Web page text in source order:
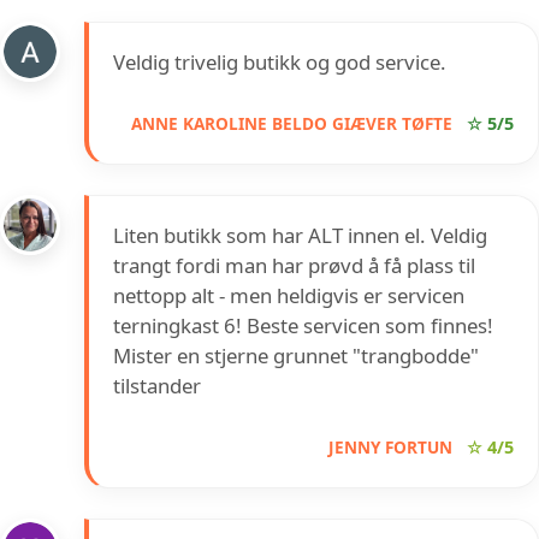
Veldig trivelig butikk og god service.
ANNE KAROLINE BELDO GIÆVER TØFTE ☆ 5/5
Liten butikk som har ALT innen el. Veldig
trangt fordi man har prøvd å få plass til
nettopp alt - men heldigvis er servicen
terningkast 6! Beste servicen som finnes!
Mister en stjerne grunnet "trangbodde"
tilstander
JENNY FORTUN ☆ 4/5